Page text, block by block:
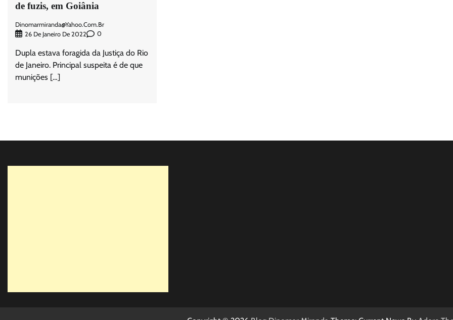
de fuzis, em Goiânia
Dinomarmiranda@yahoo.com.br
26 De Janeiro De 2022
0
Dupla estava foragida da Justiça do Rio
de Janeiro. Principal suspeita é de que
munições […]